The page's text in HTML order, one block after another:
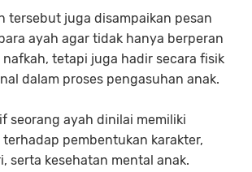
tersebut juga disampaikan pesan
ayah agar tidak hanya berperan
tetapi juga hadir secara fisik
dalam proses pengasuhan anak.
seorang ayah dinilai memiliki
pembentukan karakter,
serta kesehatan mental anak.